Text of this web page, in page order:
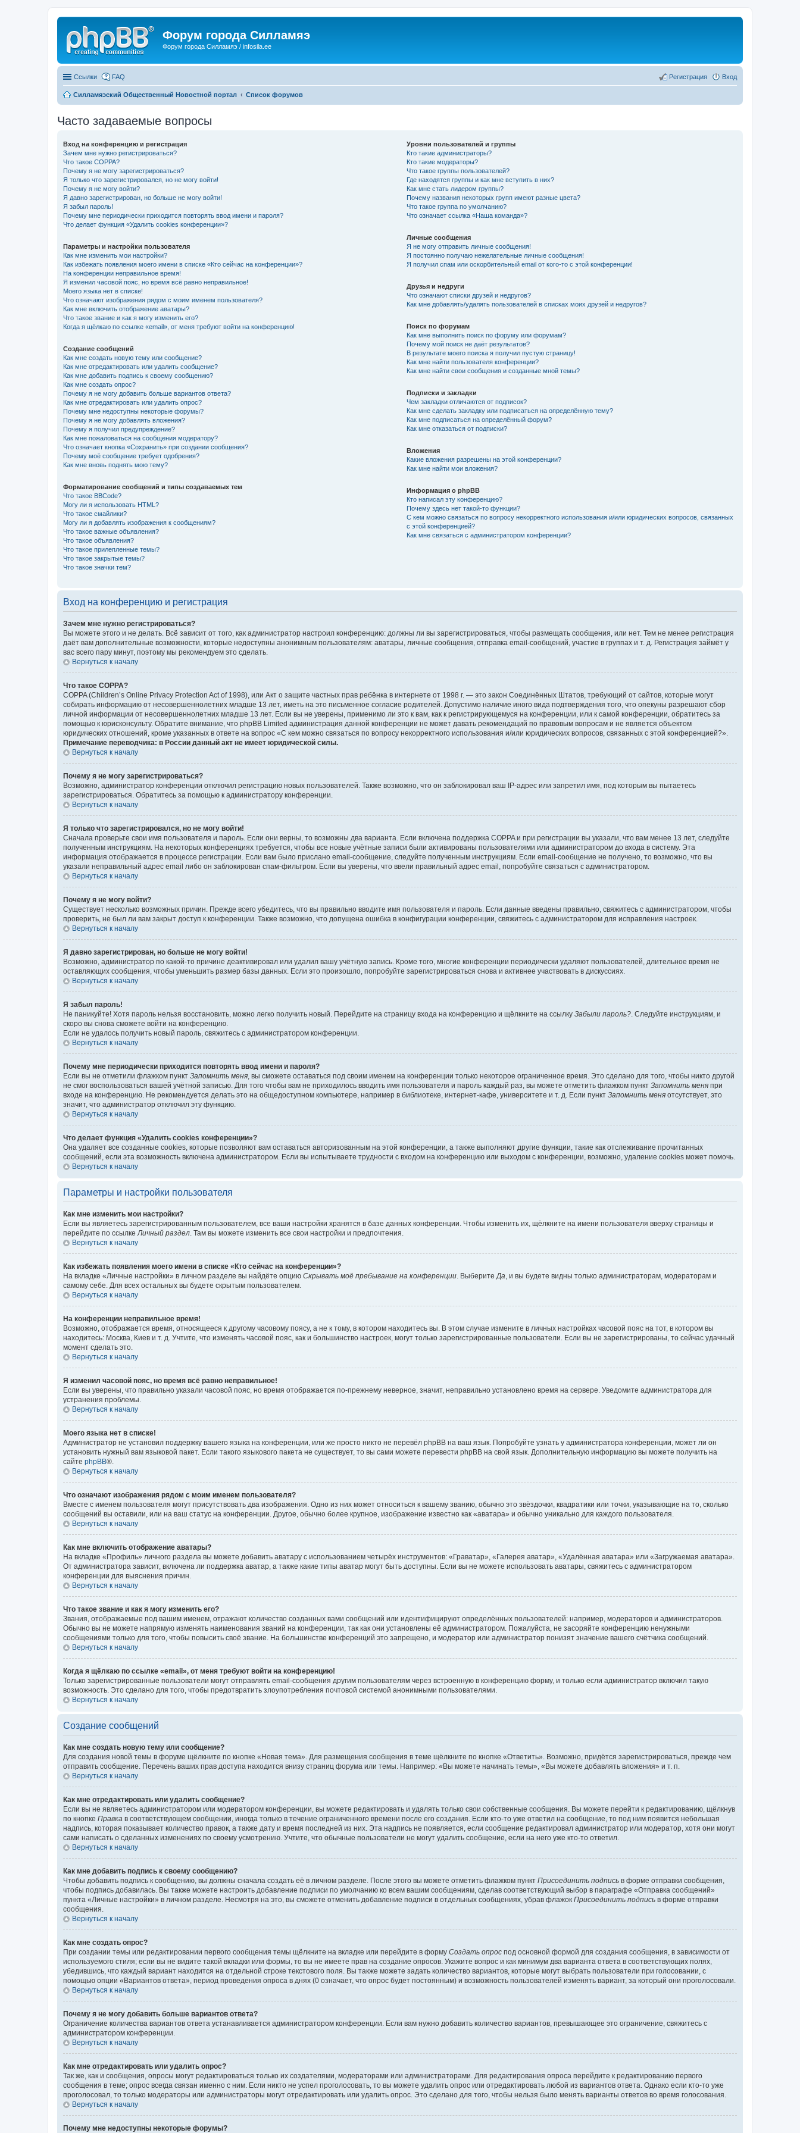
Форум города Силламяэ
Форум города Силламяэ / infosila.ee
Ссылки FAQ Вход
Регистрация
Силламяэский Общественный Новостной портал Список форумов
Часто задаваемые вопросы
Вход на конференцию и регистрация
Зачем мне нужно регистрироваться?
Что такое COPPA?
Почему я не могу зарегистрироваться?
Я только что зарегистрировался, но не могу войти!
Почему я не могу войти?
Я давно зарегистрирован, но больше не могу войти!
Я забыл пароль!
Почему мне периодически приходится повторять ввод имени и пароля?
Что делает функция «Удалить cookies конференции»?
Параметры и настройки пользователя
Как мне изменить мои настройки?
Как избежать появления моего имени в списке «Кто сейчас на конференции»?
На конференции неправильное время!
Я изменил часовой пояс, но время всё равно неправильное!
Моего языка нет в списке!
Что означают изображения рядом с моим именем пользователя?
Как мне включить отображение аватары?
Что такое звание и как я могу изменить его?
Когда я щёлкаю по ссылке «email», от меня требуют войти на конференцию!
Создание сообщений
Как мне создать новую тему или сообщение?
Как мне отредактировать или удалить сообщение?
Как мне добавить подпись к своему сообщению?
Как мне создать опрос?
Почему я не могу добавить больше вариантов ответа?
Как мне отредактировать или удалить опрос?
Почему мне недоступны некоторые форумы?
Почему я не могу добавлять вложения?
Почему я получил предупреждение?
Как мне пожаловаться на сообщения модератору?
Что означает кнопка «Сохранить» при создании сообщения?
Почему моё сообщение требует одобрения?
Как мне вновь поднять мою тему?
Форматирование сообщений и типы создаваемых тем
Что такое BBCode?
Могу ли я использовать HTML?
Что такое смайлики?
Могу ли я добавлять изображения к сообщениям?
Что такое важные объявления?
Что такое объявления?
Что такое прилепленные темы?
Что такое закрытые темы?
Что такое значки тем?
Уровни пользователей и группы
Кто такие администраторы?
Кто такие модераторы?
Что такое группы пользователей?
Где находятся группы и как мне вступить в них?
Как мне стать лидером группы?
Почему названия некоторых групп имеют разные цвета?
Что такое группа по умолчанию?
Что означает ссылка «Наша команда»?
Личные сообщения
Я не могу отправить личные сообщения!
Я постоянно получаю нежелательные личные сообщения!
Я получил спам или оскорбительный email от кого-то с этой конференции!
Друзья и недруги
Что означают списки друзей и недругов?
Как мне добавлять/удалять пользователей в списках моих друзей и недругов?
Поиск по форумам
Как мне выполнить поиск по форуму или форумам?
Почему мой поиск не даёт результатов?
В результате моего поиска я получил пустую страницу!
Как мне найти пользователя конференции?
Как мне найти свои сообщения и созданные мной темы?
Подписки и закладки
Чем закладки отличаются от подписок?
Как мне сделать закладку или подписаться на определённую тему?
Как мне подписаться на определённый форум?
Как мне отказаться от подписки?
Вложения
Какие вложения разрешены на этой конференции?
Как мне найти мои вложения?
Информация о phpBB
Кто написал эту конференцию?
Почему здесь нет такой-то функции?
С кем можно связаться по вопросу некорректного использования и/или юридических вопросов, связанных
с этой конференцией?
Как мне связаться с администратором конференции?
Вход на конференцию и регистрация
Зачем мне нужно регистрироваться?
Вы можете этого и не делать. Всё зависит от того, как администратор настроил конференцию: должны ли вы зарегистрироваться, чтобы размещать сообщения, или нет. Тем не менее регистрация
даёт вам дополнительные возможности, которые недоступны анонимным пользователям: аватары, личные сообщения, отправка email-сообщений, участие в группах и т. д. Регистрация займёт у
вас всего пару минут, поэтому мы рекомендуем это сделать.
Вернуться к началу
Что такое COPPA?
COPPA (Children’s Online Privacy Protection Act of 1998), или Акт о защите частных прав ребёнка в интернете от 1998 г. — это закон Соединённых Штатов, требующий от сайтов, которые могут
собирать информацию от несовершеннолетних младше 13 лет, иметь на это письменное согласие родителей. Допустимо наличие иного вида подтверждения того, что опекуны разрешают сбор
личной информации от несовершеннолетних младше 13 лет. Если вы не уверены, применимо ли это к вам, как к регистрирующемуся на конференции, или к самой конференции, обратитесь за
помощью к юрисконсульту. Обратите внимание, что phpBB Limited администрация данной конференции не может давать рекомендаций по правовым вопросам и не является объектом
юридических отношений, кроме указанных в ответе на вопрос «С кем можно связаться по вопросу некорректного использования и/или юридических вопросов, связанных с этой конференцией?».
Примечание переводчика: в России данный акт не имеет юридической силы.
Вернуться к началу
Почему я не могу зарегистрироваться?
Возможно, администратор конференции отключил регистрацию новых пользователей. Также возможно, что он заблокировал ваш IP-адрес или запретил имя, под которым вы пытаетесь
зарегистрироваться. Обратитесь за помощью к администратору конференции.
Вернуться к началу
Я только что зарегистрировался, но не могу войти!
Сначала проверьте свои имя пользователя и пароль. Если они верны, то возможны два варианта. Если включена поддержка COPPA и при регистрации вы указали, что вам менее 13 лет, следуйте
полученным инструкциям. На некоторых конференциях требуется, чтобы все новые учётные записи были активированы пользователями или администратором до входа в систему. Эта
информация отображается в процессе регистрации. Если вам было прислано email-сообщение, следуйте полученным инструкциям. Если email-сообщение не получено, то возможно, что вы
указали неправильный адрес email либо он заблокирован спам-фильтром. Если вы уверены, что ввели правильный адрес email, попробуйте связаться с администратором.
Вернуться к началу
Почему я не могу войти?
Существует несколько возможных причин. Прежде всего убедитесь, что вы правильно вводите имя пользователя и пароль. Если данные введены правильно, свяжитесь с администратором, чтобы
проверить, не был ли вам закрыт доступ к конференции. Также возможно, что допущена ошибка в конфигурации конференции, свяжитесь с администратором для исправления настроек.
Вернуться к началу
Я давно зарегистрирован, но больше не могу войти!
Возможно, администратор по какой-то причине деактивировал или удалил вашу учётную запись. Кроме того, многие конференции периодически удаляют пользователей, длительное время не
оставляющих сообщения, чтобы уменьшить размер базы данных. Если это произошло, попробуйте зарегистрироваться снова и активнее участвовать в дискуссиях.
Вернуться к началу
Я забыл пароль!
Не паникуйте! Хотя пароль нельзя восстановить, можно легко получить новый. Перейдите на страницу входа на конференцию и щёлкните на ссылку Забыли пароль? . Следуйте инструкциям, и
скоро вы снова сможете войти на конференцию.
Если не удалось получить новый пароль, свяжитесь с администратором конференции.
Вернуться к началу
Почему мне периодически приходится повторять ввод имени и пароля?
Если вы не отметили флажком пункт Запомнить меня , вы сможете оставаться под своим именем на конференции только некоторое ограниченное время. Это сделано для того, чтобы никто другой
не смог воспользоваться вашей учётной записью. Для того чтобы вам не приходилось вводить имя пользователя и пароль каждый раз, вы можете отметить флажком пункт Запомнить меня при
входе на конференцию. Не рекомендуется делать это на общедоступном компьютере, например в библиотеке, интернет-кафе, университете и т. д. Если пункт Запомнить меня отсутствует, это
значит, что администратор отключил эту функцию.
Вернуться к началу
Что делает функция «Удалить cookies конференции»?
Она удаляет все созданные cookies, которые позволяют вам оставаться авторизованным на этой конференции, а также выполняют другие функции, такие как отслеживание прочитанных
сообщений, если эта возможность включена администратором. Если вы испытываете трудности с входом на конференцию или выходом с конференции, возможно, удаление cookies может помочь.
Вернуться к началу
Параметры и настройки пользователя
Как мне изменить мои настройки?
Если вы являетесь зарегистрированным пользователем, все ваши настройки хранятся в базе данных конференции. Чтобы изменить их, щёлкните на имени пользователя вверху страницы и
перейдите по ссылке Личный раздел . Там вы можете изменить все свои настройки и предпочтения.
Вернуться к началу
Как избежать появления моего имени в списке «Кто сейчас на конференции»?
На вкладке «Личные настройки» в личном разделе вы найдёте опцию Скрывать моё пребывание на конференции . Выберите Да , и вы будете видны только администраторам, модераторам и
самому себе. Для всех остальных вы будете скрытым пользователем.
Вернуться к началу
На конференции неправильное время!
Возможно, отображается время, относящееся к другому часовому поясу, а не к тому, в котором находитесь вы. В этом случае измените в личных настройках часовой пояс на тот, в котором вы
находитесь: Москва, Киев и т. д. Учтите, что изменять часовой пояс, как и большинство настроек, могут только зарегистрированные пользователи. Если вы не зарегистрированы, то сейчас удачный
момент сделать это.
Вернуться к началу
Я изменил часовой пояс, но время всё равно неправильное!
Если вы уверены, что правильно указали часовой пояс, но время отображается по-прежнему неверное, значит, неправильно установлено время на сервере. Уведомите администратора для
устранения проблемы.
Вернуться к началу
Моего языка нет в списке!
Администратор не установил поддержку вашего языка на конференции, или же просто никто не перевёл phpBB на ваш язык. Попробуйте узнать у администратора конференции, может ли он
установить нужный вам языковой пакет. Если такого языкового пакета не существует, то вы сами можете перевести phpBB на свой язык. Дополнительную информацию вы можете получить на
сайте phpBB®.
Вернуться к началу
Что означают изображения рядом с моим именем пользователя?
Вместе с именем пользователя могут присутствовать два изображения. Одно из них может относиться к вашему званию, обычно это звёздочки, квадратики или точки, указывающие на то, сколько
сообщений вы оставили, или на ваш статус на конференции. Другое, обычно более крупное, изображение известно как «аватара» и обычно уникально для каждого пользователя.
Вернуться к началу
Как мне включить отображение аватары?
На вкладке «Профиль» личного раздела вы можете добавить аватару с использованием четырёх инструментов: «Граватар», «Галерея аватар», «Удалённая аватара» или «Загружаемая аватара».
От администратора зависит, включена ли поддержка аватар, а также какие типы аватар могут быть доступны. Если вы не можете использовать аватары, свяжитесь с администратором
конференции для выяснения причин.
Вернуться к началу
Что такое звание и как я могу изменить его?
Звания, отображаемые под вашим именем, отражают количество созданных вами сообщений или идентифицируют определённых пользователей: например, модераторов и администраторов.
Обычно вы не можете напрямую изменять наименования званий на конференции, так как они установлены её администратором. Пожалуйста, не засоряйте конференцию ненужными
сообщениями только для того, чтобы повысить своё звание. На большинстве конференций это запрещено, и модератор или администратор понизят значение вашего счётчика сообщений.
Вернуться к началу
Когда я щёлкаю по ссылке «email», от меня требуют войти на конференцию!
Только зарегистрированные пользователи могут отправлять email-сообщения другим пользователям через встроенную в конференцию форму, и только если администратор включил такую
возможность. Это сделано для того, чтобы предотвратить злоупотребления почтовой системой анонимными пользователями.
Вернуться к началу
Создание сообщений
Как мне создать новую тему или сообщение?
Для создания новой темы в форуме щёлкните по кнопке «Новая тема». Для размещения сообщения в теме щёлкните по кнопке «Ответить». Возможно, придётся зарегистрироваться, прежде чем
отправить сообщение. Перечень ваших прав доступа находится внизу страниц форума или темы. Например: «Вы можете начинать темы», «Вы можете добавлять вложения» и т. п.
Вернуться к началу
Как мне отредактировать или удалить сообщение?
Если вы не являетесь администратором или модератором конференции, вы можете редактировать и удалять только свои собственные сообщения. Вы можете перейти к редактированию, щёлкнув
по кнопке Правка в соответствующем сообщении, иногда только в течение ограниченного времени после его создания. Если кто-то уже ответил на сообщение, то под ним появится небольшая
надпись, которая показывает количество правок, а также дату и время последней из них. Эта надпись не появляется, если сообщение редактировал администратор или модератор, хотя они могут
сами написать о сделанных изменениях по своему усмотрению. Учтите, что обычные пользователи не могут удалить сообщение, если на него уже кто-то ответил.
Вернуться к началу
Как мне добавить подпись к своему сообщению?
Чтобы добавить подпись к сообщению, вы должны сначала создать её в личном разделе. После этого вы можете отметить флажком пункт Присоединить подпись в форме отправки сообщения,
чтобы подпись добавилась. Вы также можете настроить добавление подписи по умолчанию ко всем вашим сообщениям, сделав соответствующий выбор в параграфе «Отправка сообщений»
пункта «Личные настройки» в личном разделе. Несмотря на это, вы сможете отменить добавление подписи в отдельных сообщениях, убрав флажок Присоединить подпись в форме отправки
сообщения.
Вернуться к началу
Как мне создать опрос?
При создании темы или редактировании первого сообщения темы щёлкните на вкладке или перейдите в форму Создать опрос под основной формой для создания сообщения, в зависимости от
используемого стиля; если вы не видите такой вкладки или формы, то вы не имеете прав на создание опросов. Укажите вопрос и как минимум два варианта ответа в соответствующих полях,
убедившись, что каждый вариант находится на отдельной строке текстового поля. Вы также можете задать количество вариантов, которые могут выбрать пользователи при голосовании, с
помощью опции «Вариантов ответа», период проведения опроса в днях (0 означает, что опрос будет постоянным) и возможность пользователей изменять вариант, за который они проголосовали.
Вернуться к началу
Почему я не могу добавить больше вариантов ответа?
Ограничение количества вариантов ответа устанавливается администратором конференции. Если вам нужно добавить количество вариантов, превышающее это ограничение, свяжитесь с
администратором конференции.
Вернуться к началу
Как мне отредактировать или удалить опрос?
Так же, как и сообщения, опросы могут редактироваться только их создателями, модераторами или администраторами. Для редактирования опроса перейдите к редактированию первого
сообщения в теме; опрос всегда связан именно с ним. Если никто не успел проголосовать, то вы можете удалить опрос или отредактировать любой из вариантов ответа. Однако если кто-то уже
проголосовал, то только модераторы или администраторы могут отредактировать или удалить опрос. Это сделано для того, чтобы нельзя было менять варианты ответов во время голосования.
Вернуться к началу
Почему мне недоступны некоторые форумы?